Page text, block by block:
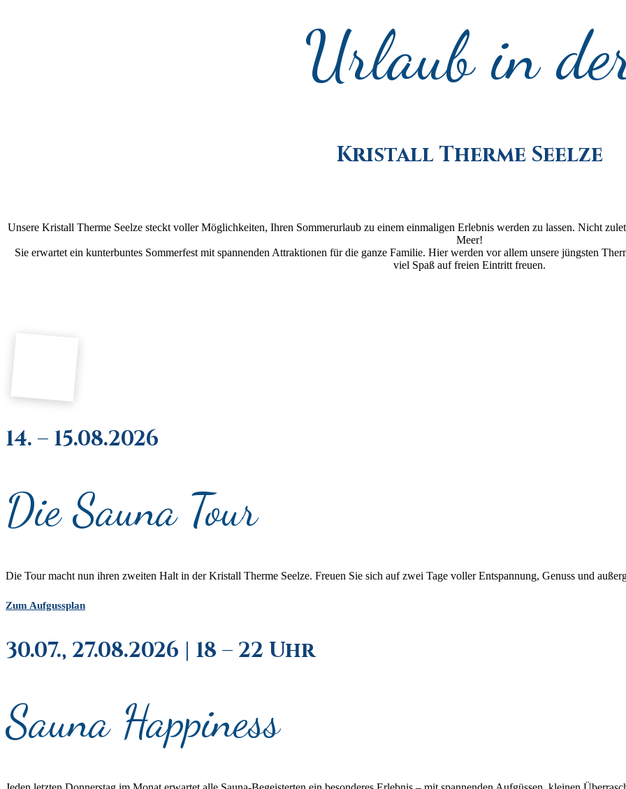
Urlaub in
Kristall Therme Seelze
Unsere Kristall Therme Seelze steckt voller Möglichkeiten, Ihren Sommerurlaub zu einem einmaligen Erlebnis werden zu lassen. Nicht
Meer!
Sie erwartet ein kunterbuntes Sommerfest mit spannenden Attraktionen für die ganze Familie. Hier werden vor allem unsere jüngsten
viel Spaß auf freien Eintritt freuen.
14. – 15.08.2026
Die Sauna Tour
Die Tour macht nun ihren zweiten Halt in der Kristall Therme Seelze. Freuen Sie sich auf zwei Tage voller Entspannung, Genuss und
Zum Aufgussplan
30.07., 27.08.2026 | 18 – 22 Uhr
Sauna Happiness